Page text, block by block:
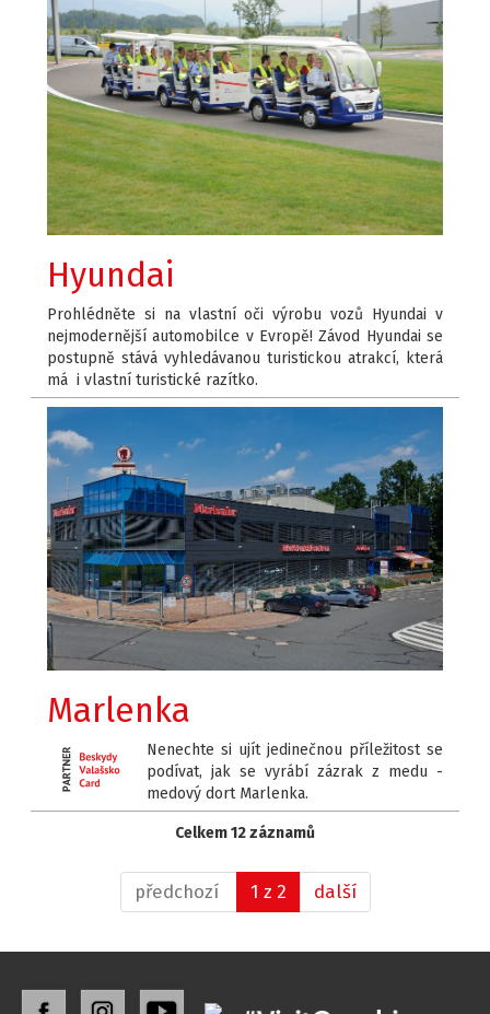
Hyundai
Prohlédněte si na vlastní oči výrobu vozů Hyundai v
nejmodernější automobilce v Evropě! Závod Hyundai se
postupně stává vyhledávanou turistickou atrakcí, která
má i vlastní turistické razítko.
Marlenka
Nenechte si ujít jedinečnou příležitost se
podívat, jak se vyrábí zázrak z medu -
medový dort Marlenka.
Celkem 12 záznamů
předchozí 1 z 2 další